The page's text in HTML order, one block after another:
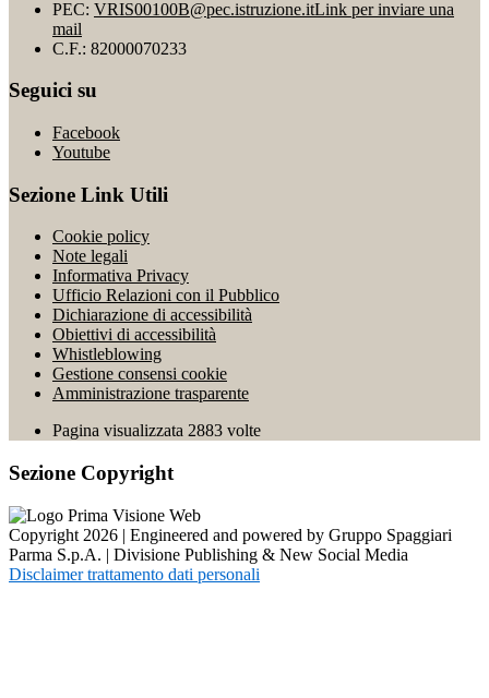
PEC: VRIS00100B@pec.istruzione.itLink per inviare una
mail
C.F.: 82000070233
Seguici su
Facebook
Youtube
Sezione Link Utili
Cookie policy
Note legali
Informativa Privacy
Ufficio Relazioni con il Pubblico
Dichiarazione di accessibilità
Obiettivi di accessibilità
Whistleblowing
Gestione consensi cookie
Amministrazione trasparente
Pagina visualizzata 2883 volte
Sezione Copyright
Copyright 2026 | Engineered and powered by Gruppo Spaggiari
Parma S.p.A. | Divisione Publishing & New Social Media
Disclaimer trattamento dati personali